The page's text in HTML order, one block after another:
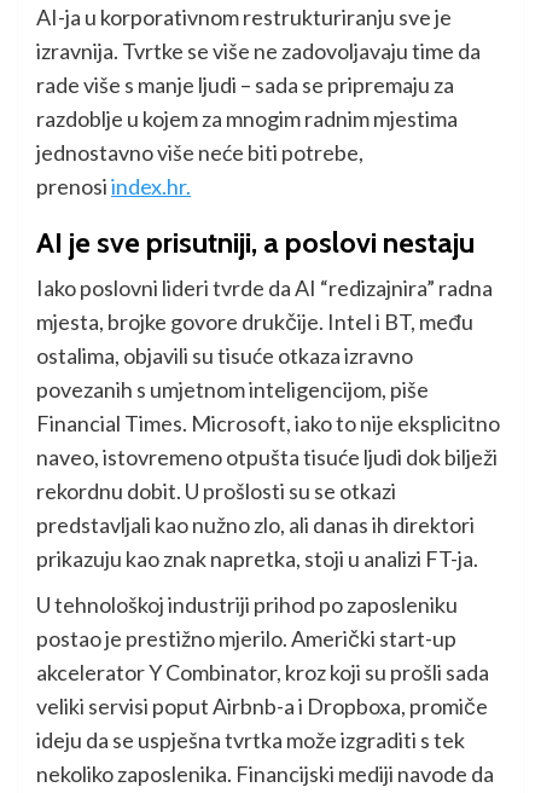
AI-ja u korporativnom restrukturiranju sve je
izravnija. Tvrtke se više ne zadovoljavaju time da
rade više s manje ljudi – sada se pripremaju za
razdoblje u kojem za mnogim radnim mjestima
jednostavno više neće biti potrebe,
prenosiindex.hr.
AI je sve prisutniji, a poslovi nestaju
Iako poslovni lideri tvrde da AI “redizajnira” radna
mjesta, brojke govore drukčije. Intel i BT, među
ostalima, objavili su tisuće otkaza izravno
povezanih s umjetnom inteligencijom, piše
Financial Times. Microsoft, iako to nije eksplicitno
naveo, istovremeno otpušta tisuće ljudi dok bilježi
rekordnu dobit. U prošlosti su se otkazi
predstavljali kao nužno zlo, ali danas ih direktori
prikazuju kao znak napretka, stoji u analizi FT-ja.
U tehnološkoj industriji prihod po zaposleniku
postao je prestižno mjerilo. Američki start-up
akcelerator Y Combinator, kroz koji su prošli sada
veliki servisi poput Airbnb-a i Dropboxa, promiče
ideju da se uspješna tvrtka može izgraditi s tek
nekoliko zaposlenika. Financijski mediji navode da